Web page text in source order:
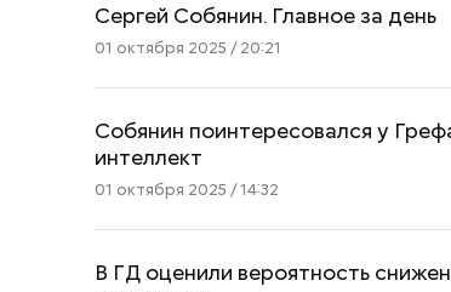
Сергей Собянин. Главное за день
01 октября 2025 / 20:21
Собянин поинтересовался у
интеллект
01 октября 2025 / 14:32
В ГД оценили вероятность